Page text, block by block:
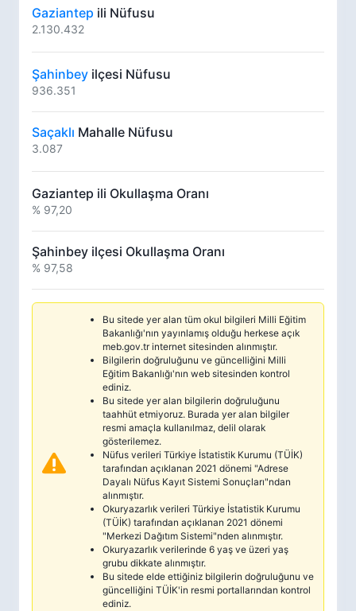
Gaziantep ili Nüfusu
2.130.432
Şahinbey ilçesi Nüfusu
936.351
Saçaklı Mahalle Nüfusu
3.087
Gaziantep ili Okullaşma Oranı
% 97,20
Şahinbey ilçesi Okullaşma Oranı
% 97,58
Bu sitede yer alan tüm okul bilgileri Milli Eğitim
Bakanlığı'nın yayınlamış olduğu herkese açık
meb.gov.tr internet sitesinden alınmıştır.
Bilgilerin doğruluğunu ve güncelliğini Milli
Eğitim Bakanlığı'nın web sitesinden kontrol
ediniz.
Bu sitede yer alan bilgilerin doğruluğunu
taahhüt etmiyoruz. Burada yer alan bilgiler
resmi amaçla kullanılmaz, delil olarak
gösterilemez.
Nüfus verileri Türkiye İstatistik Kurumu (TÜİK)
tarafından açıklanan 2021 dönemi "Adrese
Dayalı Nüfus Kayıt Sistemi Sonuçları"ndan
alınmıştır.
Okuryazarlık verileri Türkiye İstatistik Kurumu
(TÜİK) tarafından açıklanan 2021 dönemi
"Merkezi Dağıtım Sistemi"nden alınmıştır.
Okuryazarlık verilerinde 6 yaş ve üzeri yaş
grubu dikkate alınmıştır.
Bu sitede elde ettiğiniz bilgilerin doğruluğunu ve
güncelliğini TÜİK'in resmi portallarından kontrol
ediniz.